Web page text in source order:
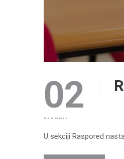
02
MARCH
U sekciji Raspored